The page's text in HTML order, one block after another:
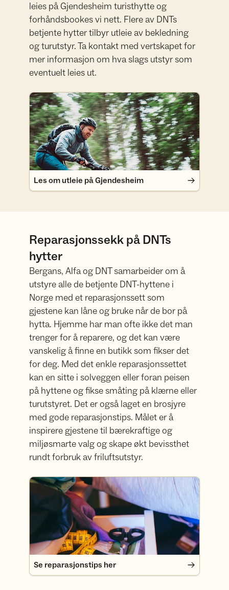
leies på Gjendesheim turisthytte og
forhåndsbookes vi nett. Flere av DNTs
betjente hytter tilbyr utleie av bekledning
og turutstyr. Ta kontakt med vertskapet for
mer informasjon om hva slags utstyr som
eventuelt leies ut.
Les om utleie på Gjendesheim
Les om utleie på Gjendesheim
Reparasjonssekk på DNTs
hytter
Bergans, Alfa og DNT samarbeider om å
utstyre alle de betjente DNT-hyttene i
Norge med et reparasjonssett som
gjestene kan låne og bruke når de bor på
hytta. Hjemme har man ofte ikke det man
trenger for å reparere, og det kan være
vanskelig å finne en butikk som fikser det
for deg. Med det enkle reparasjonssettet
kan en sitte i solveggen eller foran peisen
på hyttene og fikse småting på klærne eller
turutstyret. Det er også laget en brosjyre
med gode reparasjonstips. Målet er å
inspirere gjestene til bærekraftige og
miljøsmarte valg og skape økt bevissthet
rundt forbruk av friluftsutstyr.
Se reparasjonstips her
Se reparasjonstips her